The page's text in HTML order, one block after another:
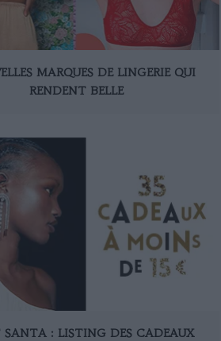
MARQUES DE LINGERIE QUI
RENDENT BELLE
SANTA : LISTING DES CADEAUX